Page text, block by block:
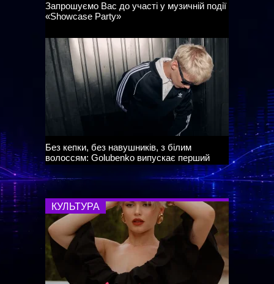
Запрошуємо Вас до участі у музичній події
«Showcase Party»
Без кепки, без навушників, з білим
волоссям: Golubenko випускає перший
трек після кардинальної зміни іміджу
КУЛЬТУРА